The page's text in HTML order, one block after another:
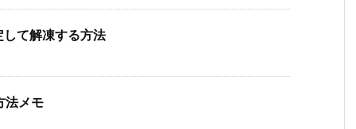
て解凍する方法
法メモ